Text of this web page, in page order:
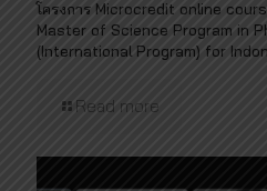
โครงการ Microcredit online
Master of Science Program in
(International Program) for
Read more